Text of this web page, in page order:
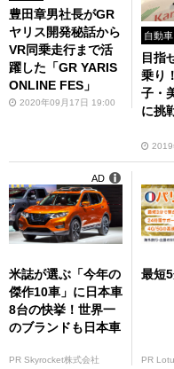
豊田章男社長がGR
ヤリス開発秘話から
VR同乗走行まで活
躍した「GR YARIS
ONLINE FES」
2020年09月17日 19:00
自動車
目指
乗り
子・
に挑
米誌が選ぶ「今年の
傑作10車」に日本車
8台の快挙！世界一
のブランドも日本車
PR Skyrocket株式会社
AD
最短
PR